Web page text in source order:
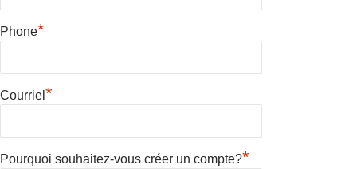
Phone*
Courriel *
Pourquoi souhaitez-vous créer un compte?*